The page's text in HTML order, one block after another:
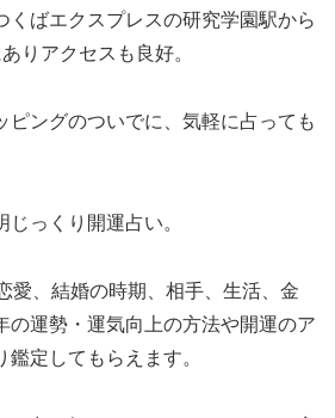
くばエクスプレスの研究学園駅から
りアクセスも良好。
ピングのついでに、気軽に占っても
じっくり開運占い。
愛、結婚の時期、相手、生活、金
の運勢・運気向上の方法や開運のア
鑑定してもらえます。